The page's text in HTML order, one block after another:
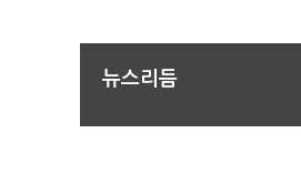
뉴스리듬